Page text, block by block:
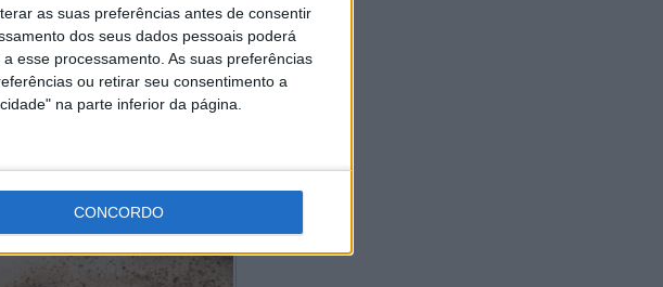
as suas preferências antes de consentir
dos seus dados pessoais poderá
esse processamento. As suas preferências
ou retirar seu consentimento a
na parte inferior da página.
CONCORDO